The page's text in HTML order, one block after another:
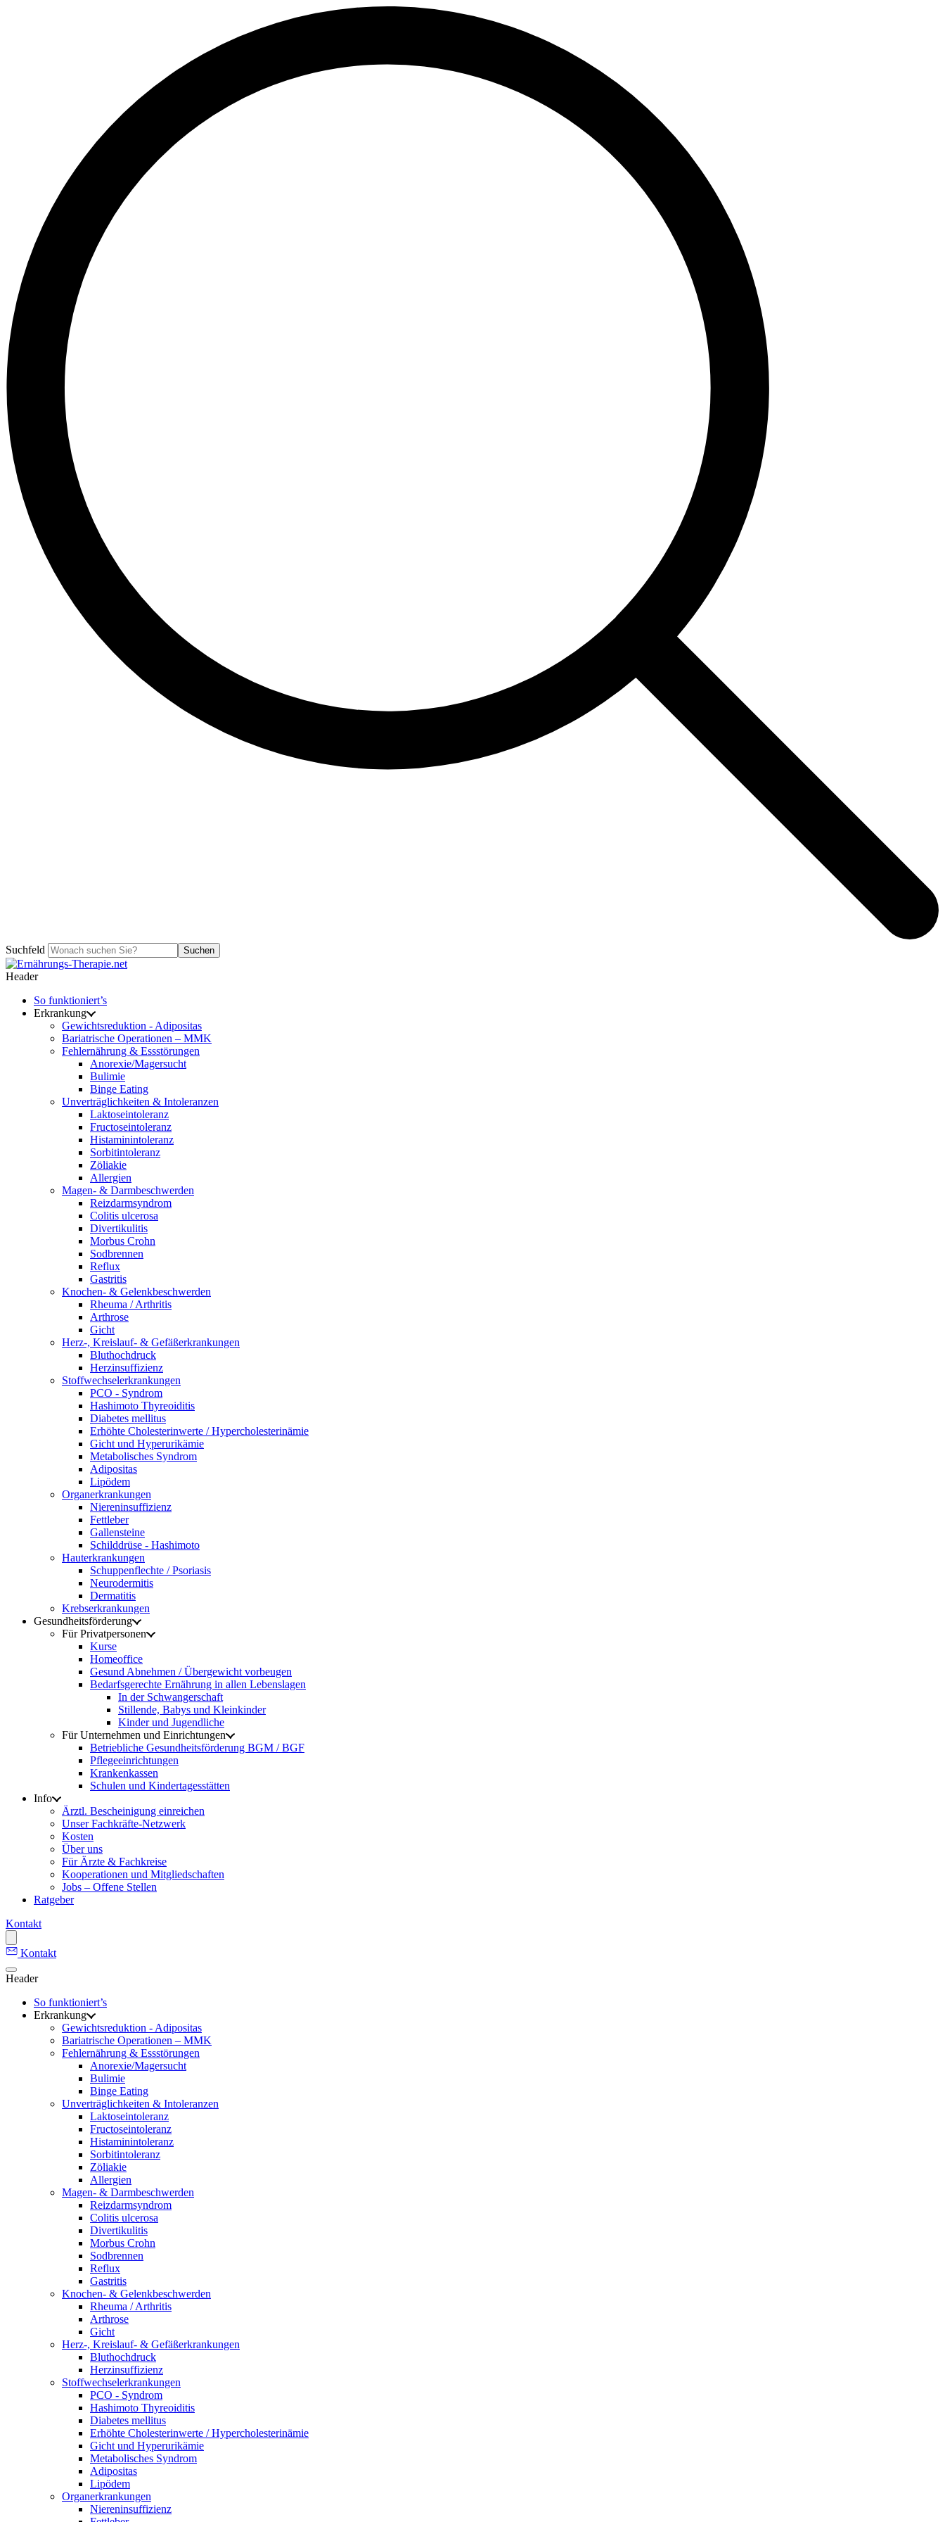
Suchfeld Suchen
Header
So funktioniert’s
Erkrankung
Gewichtsreduktion - Adipositas
Bariatrische Operationen – MMK
Fehlernährung & Essstörungen
Anorexie/Magersucht
Bulimie
Binge Eating
Unverträglichkeiten & Intoleranzen
Laktoseintoleranz
Fructoseintoleranz
Histaminintoleranz
Sorbitintoleranz
Zöliakie
Allergien
Magen- & Darmbeschwerden
Reizdarmsyndrom
Colitis ulcerosa
Divertikulitis
Morbus Crohn
Sodbrennen
Reflux
Gastritis
Knochen- & Gelenkbeschwerden
Rheuma / Arthritis
Arthrose
Gicht
Herz-, Kreislauf- & Gefäßerkrankungen
Bluthochdruck
Herzinsuffizienz
Stoffwechselerkrankungen
PCO - Syndrom
Hashimoto Thyreoiditis
Diabetes mellitus
Erhöhte Cholesterinwerte / Hypercholesterinämie
Gicht und Hyperurikämie
Metabolisches Syndrom
Adipositas
Lipödem
Organerkrankungen
Niereninsuffizienz
Fettleber
Gallensteine
Schilddrüse - Hashimoto
Hauterkrankungen
Schuppenflechte / Psoriasis
Neurodermitis
Dermatitis
Krebserkrankungen
Gesundheitsförderung
Für Privatpersonen
Kurse
Homeoffice
Gesund Abnehmen / Übergewicht vorbeugen
Bedarfsgerechte Ernährung in allen Lebenslagen
In der Schwangerschaft
Stillende, Babys und Kleinkinder
Kinder und Jugendliche
Für Unternehmen und Einrichtungen
Betriebliche Gesundheitsförderung BGM / BGF
Pflegeeinrichtungen
Krankenkassen
Schulen und Kindertagesstätten
Info
Ärztl. Bescheinigung einreichen
Unser Fachkräfte-Netzwerk
Kosten
Über uns
Für Ärzte & Fachkreise
Kooperationen und Mitgliedschaften
Jobs – Offene Stellen
Ratgeber
Kontakt
Kontakt
Header
So funktioniert’s
Erkrankung
Gewichtsreduktion - Adipositas
Bariatrische Operationen – MMK
Fehlernährung & Essstörungen
Anorexie/Magersucht
Bulimie
Binge Eating
Unverträglichkeiten & Intoleranzen
Laktoseintoleranz
Fructoseintoleranz
Histaminintoleranz
Sorbitintoleranz
Zöliakie
Allergien
Magen- & Darmbeschwerden
Reizdarmsyndrom
Colitis ulcerosa
Divertikulitis
Morbus Crohn
Sodbrennen
Reflux
Gastritis
Knochen- & Gelenkbeschwerden
Rheuma / Arthritis
Arthrose
Gicht
Herz-, Kreislauf- & Gefäßerkrankungen
Bluthochdruck
Herzinsuffizienz
Stoffwechselerkrankungen
PCO - Syndrom
Hashimoto Thyreoiditis
Diabetes mellitus
Erhöhte Cholesterinwerte / Hypercholesterinämie
Gicht und Hyperurikämie
Metabolisches Syndrom
Adipositas
Lipödem
Organerkrankungen
Niereninsuffizienz